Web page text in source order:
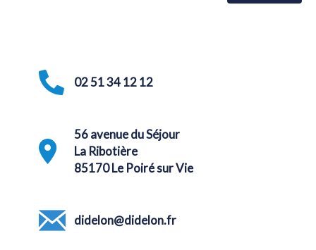
02 51 34 12 12
56 avenue du Séjour
La Ribotière
85170 Le Poiré sur Vie
didelon@didelon.fr